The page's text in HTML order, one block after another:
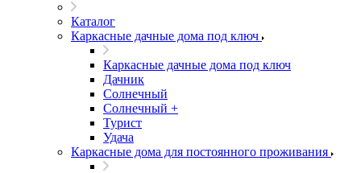
Каталог
Каркасные дачные дома под ключ
Каркасные дачные дома под ключ
Дачник
Солнечный
Солнечный +
Турист
Удача
Каркасные дома для постоянного проживания